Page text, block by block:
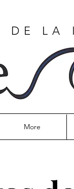
DE LA
More